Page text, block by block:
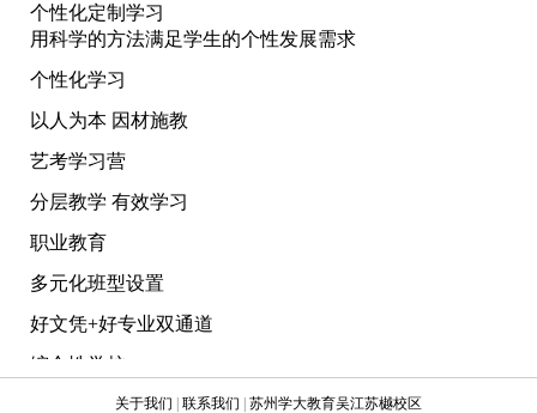
个性化定制学习
用科学的方法满足学生的个性发展需求
个性化学习
以人为本 因材施教
艺考学习营
分层教学 有效学习
职业教育
多元化班型设置
好文凭+好专业双通道
综合性学校
着力打造具有国际视野的综合性学校
关于我们 联系我们 苏州学大教育吴江苏樾校区